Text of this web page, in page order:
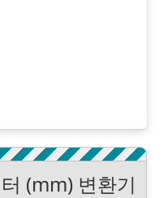
(mm) 변환기